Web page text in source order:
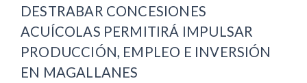
DESTRABAR CONCESIONES
ACUÍCOLAS PERMITIRÁ IMPULSAR
PRODUCCIÓN, EMPLEO E INVERSIÓN
EN MAGALLANES